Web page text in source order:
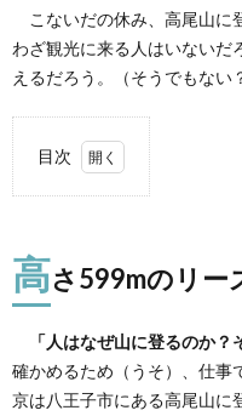
こないだの休み、高尾山に
わざ観光に来る人はいないだ
えるだろう。（そうでもない
目次
1.
のリ
ーズ
ナブ
ルな
山
2.
高さ599mのリー
「人はなぜ山に登るのか？
確かめるため（うそ）、仕事
京は八王子市にある高尾山に